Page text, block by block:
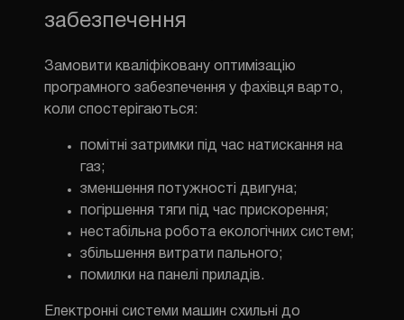
забезпечення
Замовити кваліфіковану оптимізацію
програмного забезпечення у фахівця варто,
коли спостерігаються:
помітні затримки під час натискання на
газ;
зменшення потужності двигуна;
погіршення тяги під час прискорення;
нестабільна робота екологічних систем;
збільшення витрати пального;
помилки на панелі приладів.
Електронні системи машин схильні до